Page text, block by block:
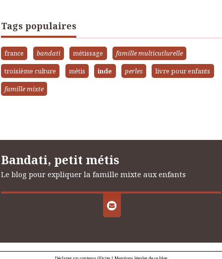
Tags populaires
france bandati métissage
famille multicutlurelle
troisième culture
métis inde perles
livre pour enfants
famille mixte
Bandati, petit métis
Le blog pour expliquer la famille mixte aux enfants